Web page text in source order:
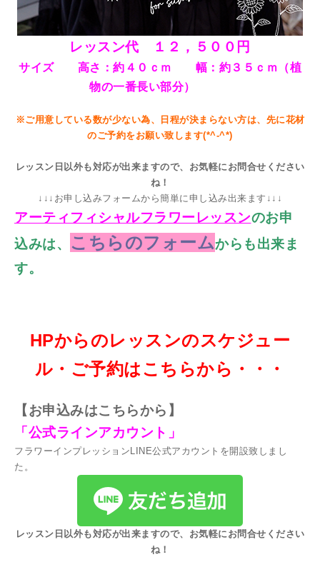
レッスン代 １２，５００ 円
サイズ 高さ：約４０ｃｍ 幅：約３５ ｃｍ（植
物の一番長い部分）
※ご用意している数が少ない為、日程が決まらない方は、先に花材
のご予約をお願い致します(*^-^*)
レッスン日以外も対応が出来ますので、お気軽にお問合せください
ね！
↓↓↓お申し込みフォームから簡単に申し込み出来ます↓↓↓
アーティフィシャルフラワーレッスンのお申
込みは、
こちらのフォームからも出来ま
す。
HPからのレッスンのスケジュー
ル・ご予約はこちらから・・・
【お申込みはこちらから】
「公式ラインアカウント」
フラワーインプレッションLINE公式アカウントを開設致しまし
た。
レッスン日以外も対応が出来ますので、お気軽にお問合せください
ね！